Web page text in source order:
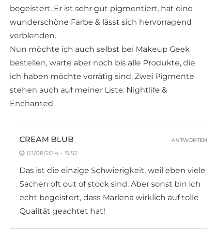
begeistert. Er ist sehr gut pigmentiert, hat eine
wunderschöne Farbe & lässt sich hervorragend
verblenden.
Nun möchte ich auch selbst bei Makeup Geek
bestellen, warte aber noch bis alle Produkte, die
ich haben möchte vorrätig sind. Zwei Pigmente
stehen auch auf meiner Liste: Nightlife &
Enchanted.
CREAM BLUB
03/08/2014 - 15:52
Das ist die einzige Schwierigkeit, weil eben viele
Sachen oft out of stock sind. Aber sonst bin ich
echt begeistert, dass Marlena wirklich auf tolle
Qualität geachtet hat!
ANTWORTEN